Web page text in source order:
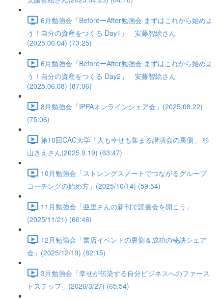
6月勉強会「BeforeーAfter勉強会 まずはこれから始めよ
う！自分の資産をつくる Day1」 安藤智絵さん
(2025.06.04) (73:25)
6月勉強会「BeforeーAfter勉強会 まずはこれから始めよ
う！自分の資産をつくる Day2」 安藤智絵さん
(2025.06.08) (87:06)
8月勉強会「IPPAオンラインシェア会」(2025.08.22)
(75:06)
第10回CAC大学「人も幸せも集まる講演会の裏側」 杉
山きえさん(2025.9.19) (63:47)
10月勉強会「ストレングスノートでつながるグループ
コーチングの始め方」(2025/10/14) (59:54)
11月勉強会「亜里さんの新刊で読書会を開こう」
(2025/11/21) (60:46)
12月勉強会「書店イベントの裏側＆成功の秘訣シェア
会」(2025/12/19) (82:15)
3月勉強会「幸せが伝染する自分ビジネスへのファース
トステップ」(2026/3/27) (65:54)